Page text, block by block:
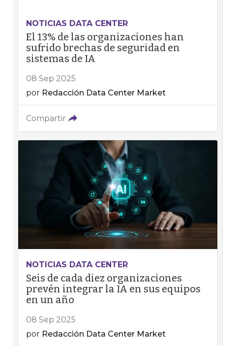
NOTICIAS DATA CENTER
El 13% de las organizaciones han
sufrido brechas de seguridad en
sistemas de IA
08 Sep 2025
por Redacción Data Center Market
Compartir
NOTICIAS DATA CENTER
Seis de cada diez organizaciones
prevén integrar la IA en sus equipos
en un año
08 Sep 2025
por Redacción Data Center Market